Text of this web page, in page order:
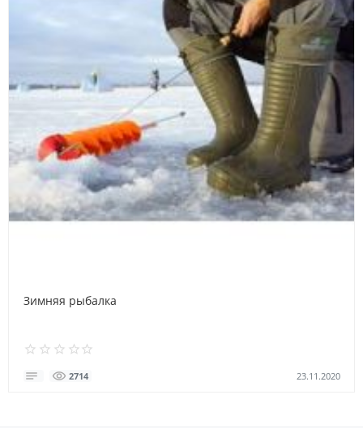
Зимняя рыбалка
2714 23.11.2020